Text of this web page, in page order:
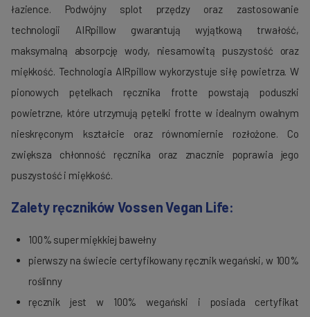
łazience. Podwójny splot przędzy oraz zastosowanie
technologii AIRpillowgwarantują wyjątkową trwałość,
maksymalną absorpcję wody, niesamowitą puszystość oraz
miękkość. Technologia AIRpillowwykorzystuje siłę powietrza.W
pionowych pętelkach ręcznika frotte powstają poduszki
powietrzne, które utrzymują pętelki frotte w idealnym owalnym
nieskręconym kształcie oraz równomiernie rozłożone.
Co
zwiększa chłonność ręcznika oraz znacznie poprawia jego
puszystość i miękkość.
Zalety ręczników VossenVegan Life:
100% super miękkiej bawełny
pierwszy na świecie certyfikowany ręcznik wegański, w 100%
roślinny
ręcznik jest w 100% wegański i posiada certyfikat